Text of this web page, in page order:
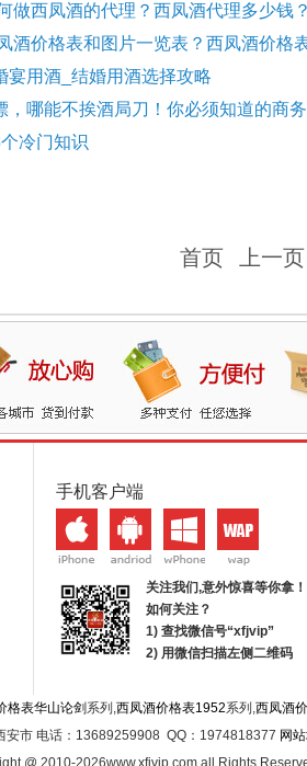
做西凤酒的代理？西凤酒代理多少钱？
酒价格表和图片一览表？西凤酒价格
宴用酒_结婚用酒选择攻略
，哪能不挨酒局刀！你必须知道的商
冷门知识
首页 上一页
手机客户端
关注我们,意外惊喜等你拿！
如何关注？
1) 查找微信号“xfjvip”
2) 用微信扫描左侧二维码
格表华山论剑 系列,西凤酒价格表1952系列,西凤酒
安市 电话：13689259908 QQ：1974818377 网
@ 2010-2026www.xfjvip.com all Rights